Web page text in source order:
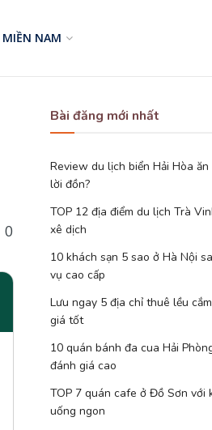
MIỀN NAM
0
Bài đăng mới nhất
Review du lịch biển Hải Hòa
lời đồn?
TOP 12 địa điểm du lịch Trà
xê dịch
10 khách sạn 5 sao ở Hà Nội
vụ cao cấp
Lưu ngay 5 địa chỉ thuê lều
giá tốt
10 quán bánh đa cua Hải
đánh giá cao
TOP 7 quán cafe ở Đồ Sơn với
uống ngon